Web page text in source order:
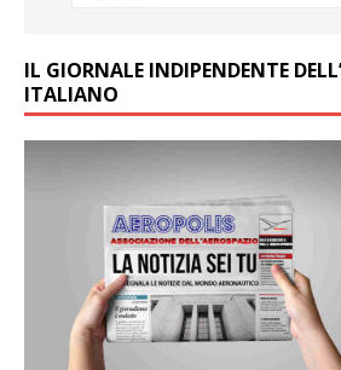
IL GIORNALE INDIPENDENTE
ITALIANO